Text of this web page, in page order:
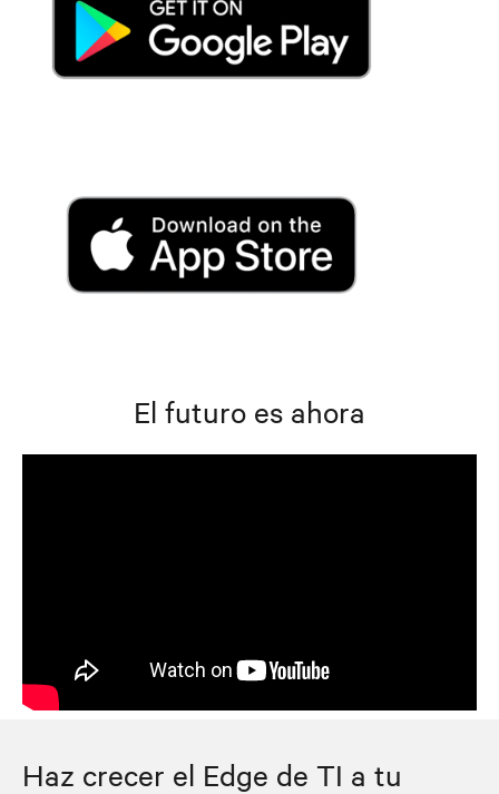
El futuro es ahora
Haz crecer el Edge de TI a tu